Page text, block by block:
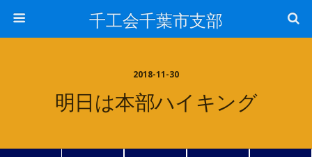
千工会千葉市支部
2018-11-30
明日は本部ハイキング